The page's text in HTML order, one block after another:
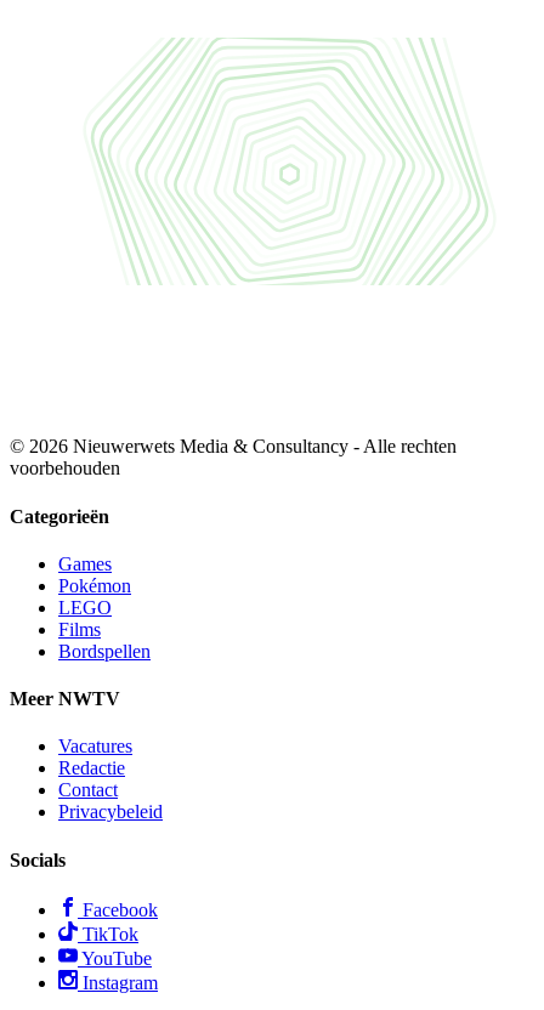
© 2026 Nieuwerwets Media & Consultancy - Alle rechten
voorbehouden
Categorieën
Games
Pokémon
LEGO
Films
Bordspellen
Meer NWTV
Vacatures
Redactie
Contact
Privacybeleid
Socials
Facebook
TikTok
YouTube
Instagram